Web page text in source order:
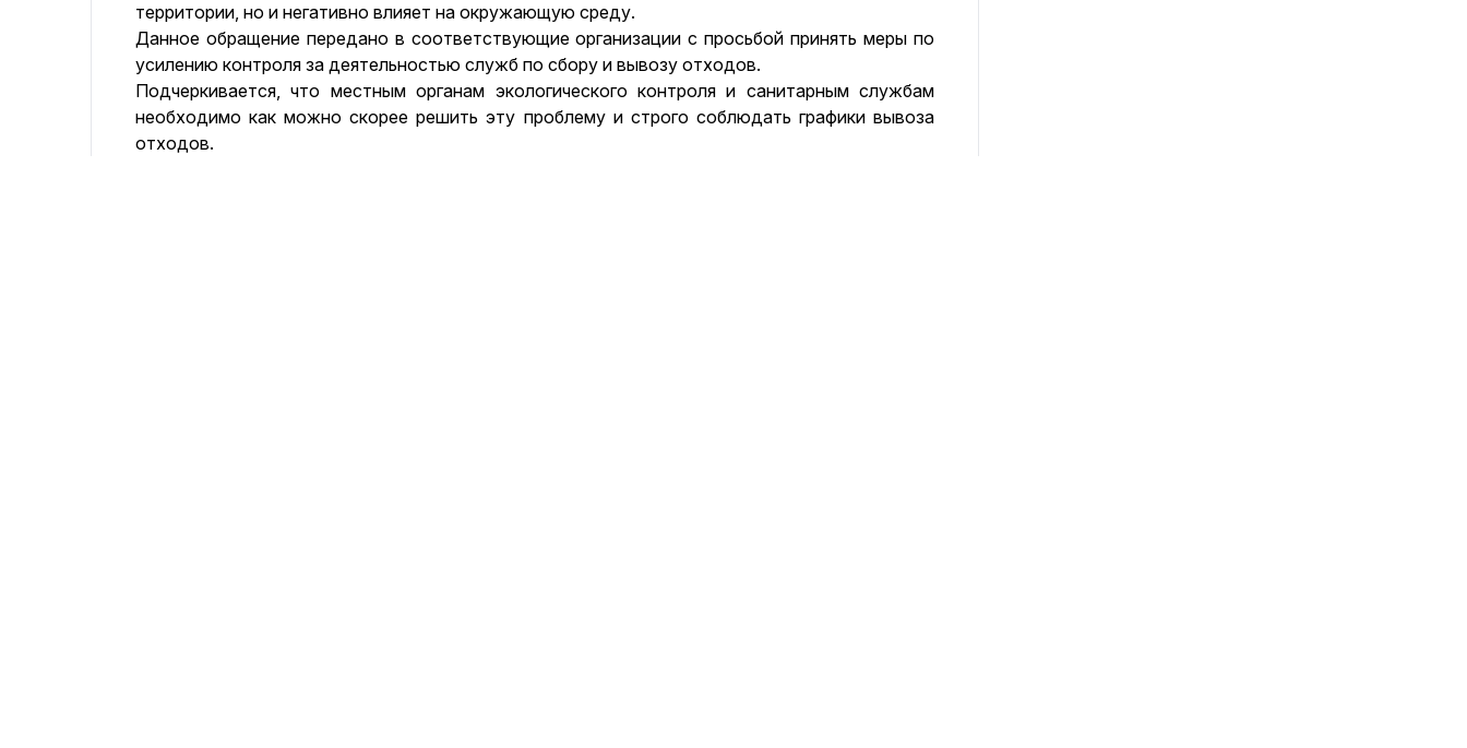
территории, но и негативно влияет на окружающую среду.
Данное обращение передано в соответствующие организации с просьбой принять меры по
усилению контроля за деятельностью служб по сбору и вывозу отходов.
Подчеркивается, что местным органам экологического контроля и санитарным службам
необходимо как можно скорее решить эту проблему и строго соблюдать графики вывоза
отходов.